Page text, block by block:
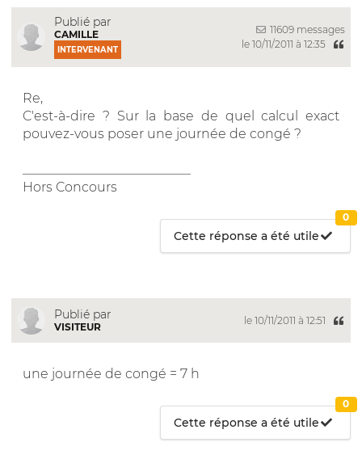
Publié par
CAMILLE
INTERVENANT
11609 messages
le 10/11/2011 à 12:35
Re,
C'est-à-dire ? Sur la base de quel calcul exact
pouvez-vous poser une journée de congé ?
Hors Concours
Cette réponse a été utile
0
Publié par
VISITEUR
le 10/11/2011 à 12:51
une journée de congé = 7 h
Cette réponse a été utile
0